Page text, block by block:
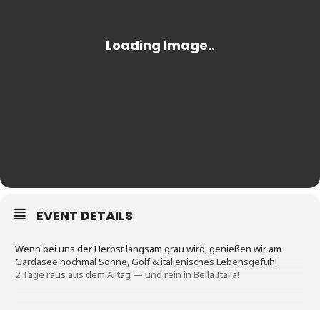
EVENT DETAILS
Wenn bei uns der Herbst langsam grau wird, genießen wir am
Gardasee nochmal Sonne, Golf & italienisches Lebensgefühl
2 Tage raus aus dem Alltag — und rein in Bella Italia!